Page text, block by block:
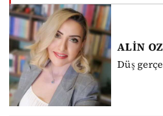
ALİN
Düş